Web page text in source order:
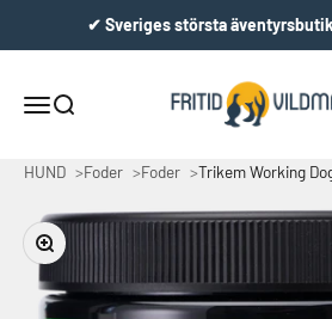
✔ Sveriges största
MenySök
Fritid & Vildmark
HUND Foder Foder Trikem Working
Zooma